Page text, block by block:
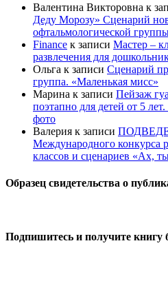
Валентина Викторовна к
Деду Морозу» Сценарий
офтальмологической
Finance к записи Мастер –
развлечения для
Ольга к записи Сценарий
группа. «Маленькая мисс»
Марина к записи Пейзаж
поэтапно для детей от 5
фото
Валерия к записи
Международного конкурса
классов и сценариев «Ах,
Образец свидетельства о
Подпишитесь и получите книгу